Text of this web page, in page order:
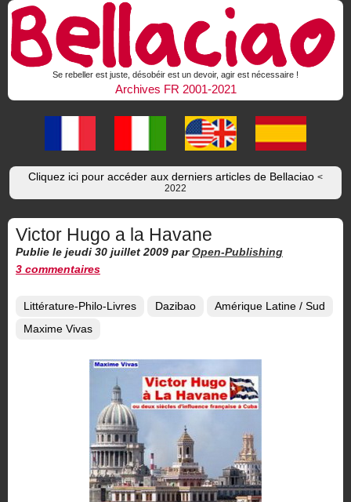
Se rebeller est juste, désobéir est un devoir, agir est nécessaire !
Archives FR 2001-2021
Cliquez ici pour accéder aux derniers articles de Bellaciao <
2022
Victor Hugo a la Havane
Publie le jeudi 30 juillet 2009 par Open-Publishing
3 commentaires
Littérature-Philo-Livres Dazibao
Amérique Latine / Sud
Maxime Vivas